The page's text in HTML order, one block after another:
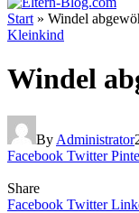
Start » Windel
Kleinkind
Windel
By Administrator
Facebook Twitter
Share
Facebook Twitter